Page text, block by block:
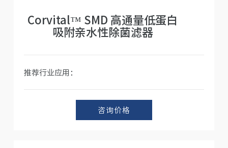
Corvital™ SMD 高通量低蛋白
吸附亲水性除菌滤器
推荐行业应用：
咨询价格